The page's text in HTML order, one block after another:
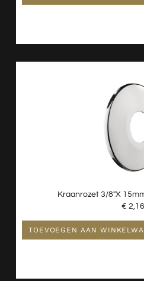
Kraanrozet 3/8″x
€ 2,16
TOEVOEGEN AAN